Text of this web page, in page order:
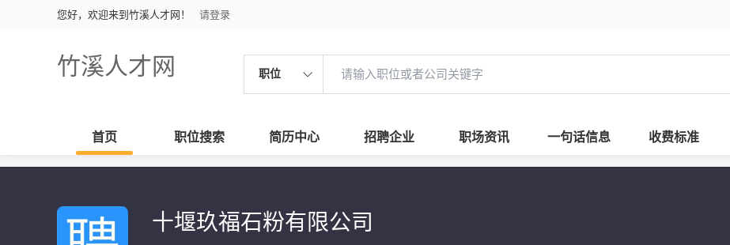
您好，欢迎来到竹溪人才网！ 请登录
竹溪人才网 职位
首页 职位搜索 简历中心 招聘企业 职场资讯 一句话信息 收费标准
十堰玖福石粉有限公司